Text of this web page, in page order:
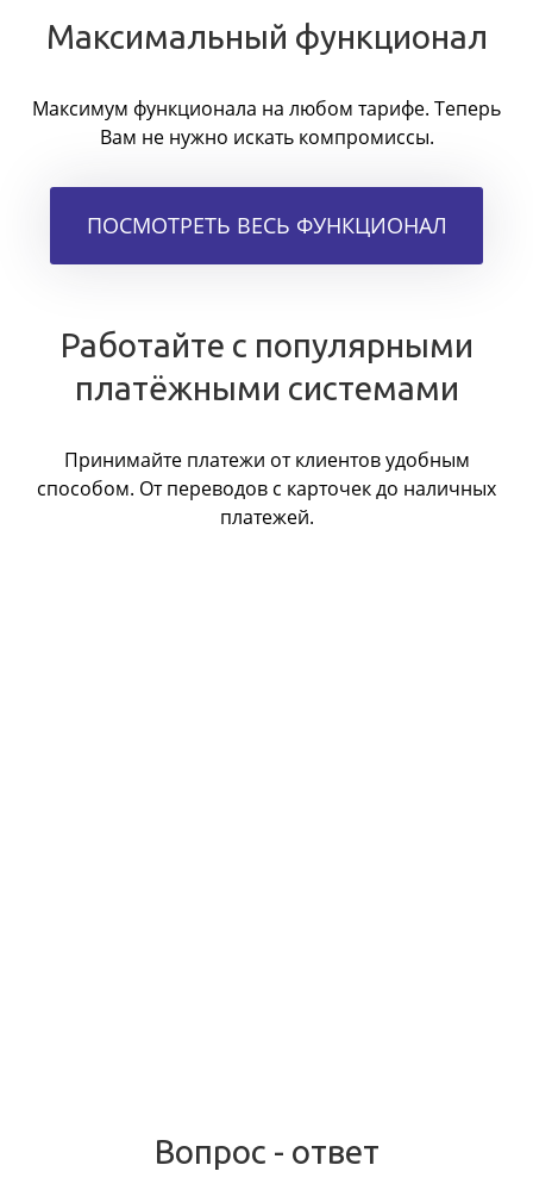
Максимальный функционал
Максимум функционала на любом тарифе. Теперь
Вам не нужно искать компромиссы.
ПОСМОТРЕТЬ ВЕСЬ ФУНКЦИОНАЛ
Работайте с популярными
платёжными системами
Принимайте платежи от клиентов удобным
способом. От переводов с карточек до наличных
платежей.
Вопрос - ответ